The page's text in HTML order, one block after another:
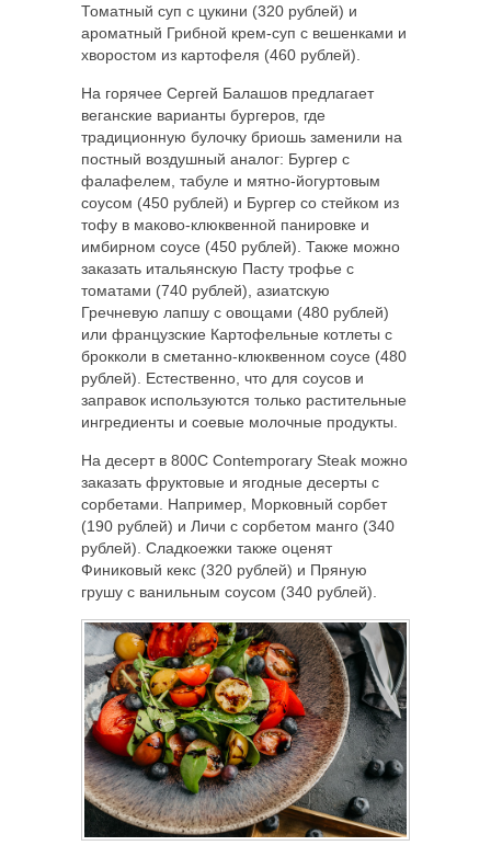
Томатный суп с цукини (320 рублей) и
ароматный Грибной крем-суп с вешенками и
хворостом из картофеля (460 рублей).
На горячее Сергей Балашов предлагает
веганские варианты бургеров, где
традиционную булочку бриошь заменили на
постный воздушный аналог: Бургер с
фалафелем, табуле и мятно-йогуртовым
соусом (450 рублей) и Бургер со стейком из
тофу в маково-клюквенной панировке и
имбирном соусе (450 рублей). Также можно
заказать итальянскую Пасту трофье с
томатами (740 рублей), азиатскую
Гречневую лапшу с овощами (480 рублей)
или французские Картофельные котлеты с
брокколи в сметанно-клюквенном соусе (480
рублей). Естественно, что для соусов и
заправок используются только растительные
ингредиенты и соевые молочные продукты.
На десерт в 800С Contemporary Steak можно
заказать фруктовые и ягодные десерты с
сорбетами. Например, Морковный сорбет
(190 рублей) и Личи с сорбетом манго (340
рублей). Сладкоежки также оценят
Финиковый кекс (320 рублей) и Пряную
грушу с ванильным соусом (340 рублей).